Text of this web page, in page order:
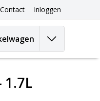
Contact Inloggen